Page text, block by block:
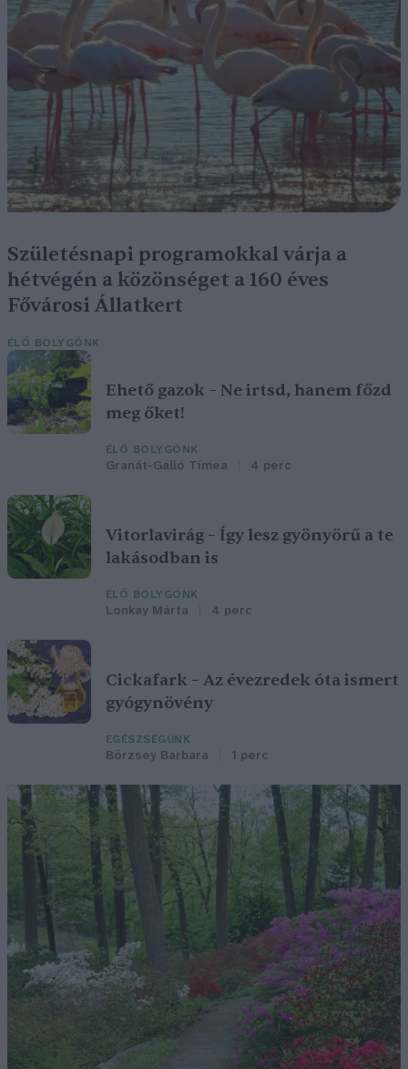
Születésnapi programokkal várja a
hétvégén a közönséget a 160 éves
Fővárosi Állatkert
ÉLŐ BOLYGÓNK
Ehető gazok – Ne irtsd, hanem főzd
meg őket!
ÉLŐ BOLYGÓNK
Granát-Galló Tímea 4 perc
Vitorlavirág – Így lesz gyönyörű a te
lakásodban is
ÉLŐ BOLYGÓNK
Lonkay Márta 4 perc
Cickafark – Az évezredek óta ismert
gyógynövény
EGÉSZSÉGÜNK
Börzsey Barbara 1 perc